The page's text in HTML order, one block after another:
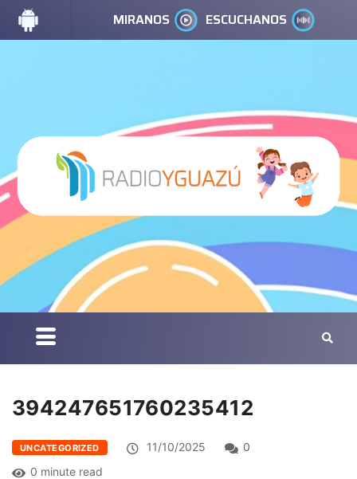
MIRANOS ESCUCHANOS
394247651760235412
UNCATEGORIZED 11/10/2025
0
0 minute read